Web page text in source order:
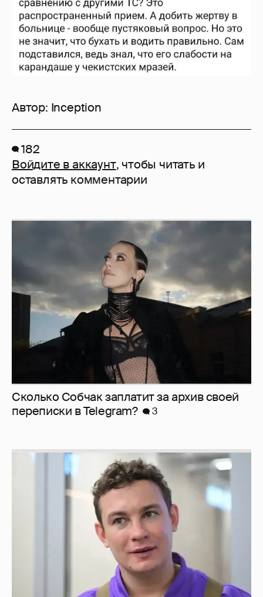
Автор: Inception
182
Войдите в аккаунт, чтобы читать и
оставлять комментарии
Сколько Собчак заплатит за архив своей
перeписки в Telegram?
3